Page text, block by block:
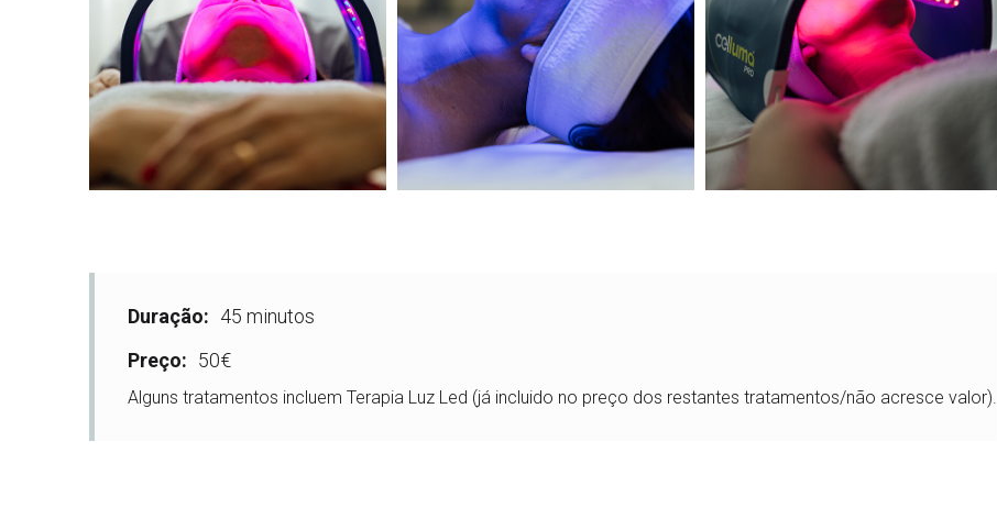
Duração: 45 minutos
Preço: 50€
Alguns tratamentos incluem Terapia Luz Led (já incluido no preço dos restantes tratamentos/não acresce valor).